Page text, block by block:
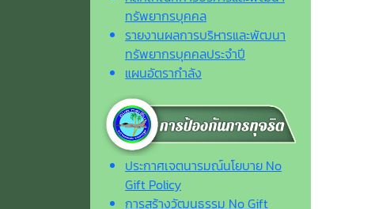
ทรัพยากรบุคคล
รายงานผลการบริหารและพัฒนา
ทรัพยากรบุคคลประจำปี
แผนอัตรากำลัง
ประกาศเจตนารมณ์นโยบาย No
Gift Policy
การสร้างวัฒนธรรม No Gift